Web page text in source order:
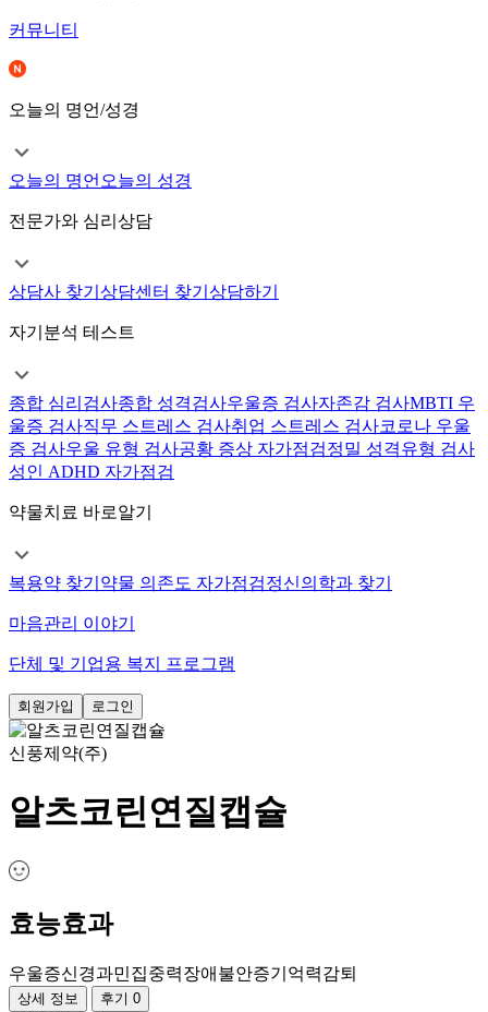
커뮤니티
오늘의 명언/성경
오늘의 명언 오늘의 성경
전문가와 심리상담
상담사 찾기 상담센터 찾기 상담하기
자기분석 테스트
종합 심리검사종합 성격검사우울증 검사자존감 검사MBTI 우
울증 검사직무 스트레스 검사취업 스트레스 검사코로나 우울
증 검사우울 유형 검사공황 증상 자가점검정밀 성격유형 검사
성인 ADHD 자가점검
약물치료 바로알기
복용약 찾기 약물 의존도 자가점검정신의학과 찾기
마음관리 이야기
단체 및 기업용 복지 프로그램
회원가입 로그인
신풍제약(주)
알츠코린연질캡슐
효능효과
우울증신경과민집중력장애 불안증기억력감퇴
상세 정보 후기 0